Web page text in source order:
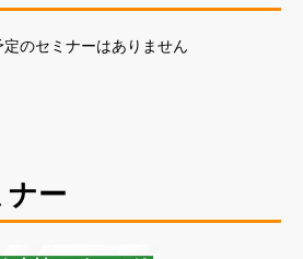
のセミナーはありません
ナー